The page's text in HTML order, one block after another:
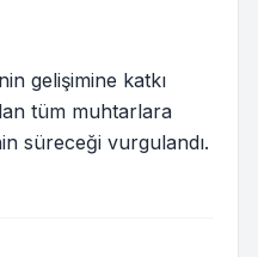
gelişimine katkı
tüm muhtarlara
süreceği vurgulandı.